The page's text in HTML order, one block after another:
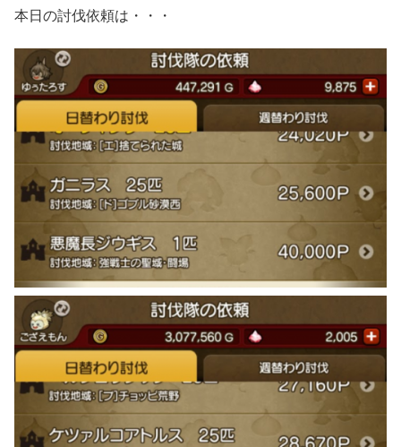
本日の討伐依頼は・・・